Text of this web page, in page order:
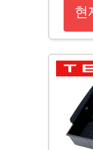
현